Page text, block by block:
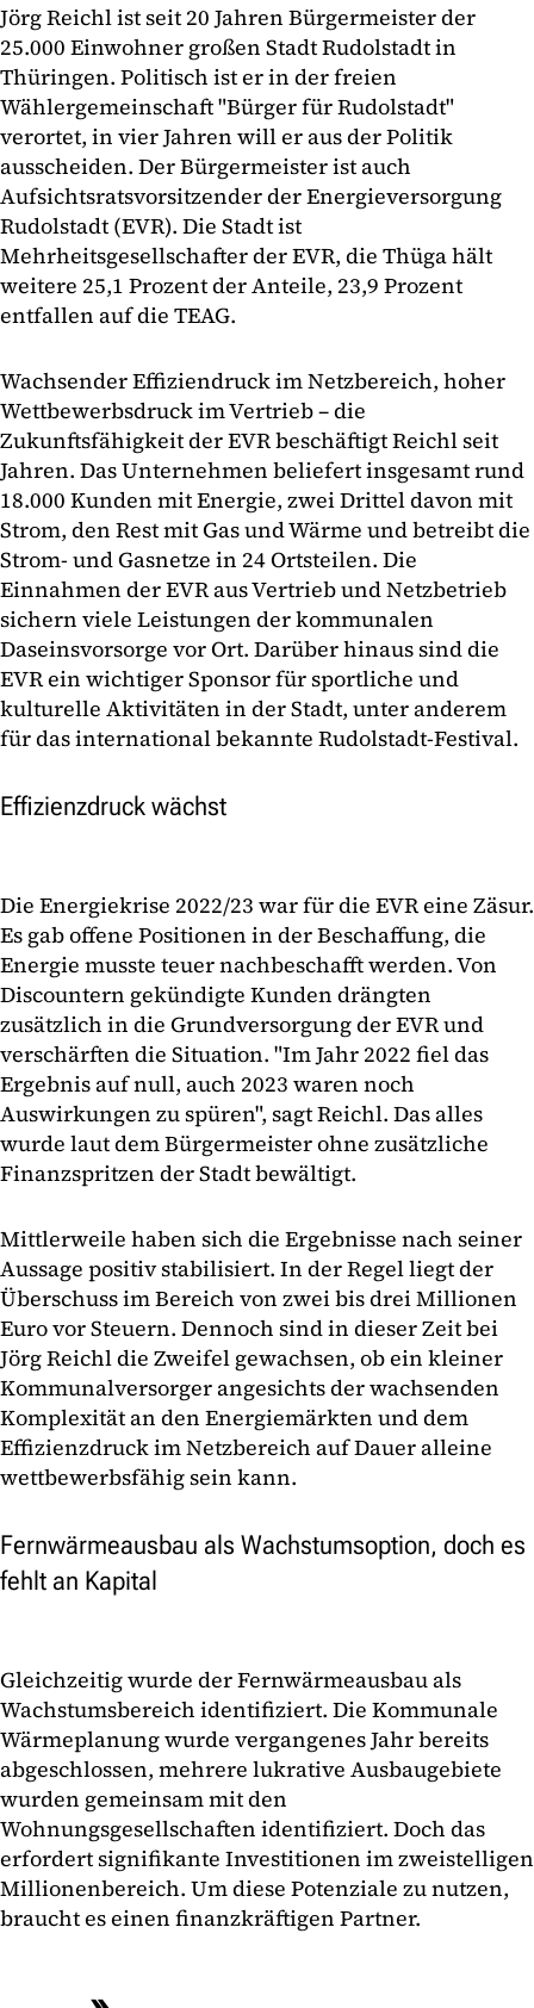
Jörg Reichl ist seit 20 Jahren Bürgermeister der
25.000 Einwohner großen Stadt Rudolstadt in
Thüringen. Politisch ist er in der freien
Wählergemeinschaft "Bürger für Rudolstadt"
verortet, in vier Jahren will er aus der Politik
ausscheiden. Der Bürgermeister ist auch
Aufsichtsratsvorsitzender der Energieversorgung
Rudolstadt (EVR). Die Stadt ist
Mehrheitsgesellschafter der EVR, die Thüga hält
weitere 25,1 Prozent der Anteile, 23,9 Prozent
entfallen auf die TEAG.
Wachsender Effiziendruck im Netzbereich, hoher
Wettbewerbsdruck im Vertrieb – die
Zukunftsfähigkeit der EVR beschäftigt Reichl seit
Jahren. Das Unternehmen beliefert insgesamt rund
18.000 Kunden mit Energie, zwei Drittel davon mit
Strom, den Rest mit Gas und Wärme und betreibt die
Strom- und Gasnetze in 24 Ortsteilen. Die
Einnahmen der EVR aus Vertrieb und Netzbetrieb
sichern viele Leistungen der kommunalen
Daseinsvorsorge vor Ort. Darüber hinaus sind die
EVR ein wichtiger Sponsor für sportliche und
kulturelle Aktivitäten in der Stadt, unter anderem
für das international bekannte Rudolstadt-Festival.
Effizienzdruck wächst
Die Energiekrise 2022/23 war für die EVR eine Zäsur.
Es gab offene Positionen in der Beschaffung, die
Energie musste teuer nachbeschafft werden. Von
Discountern gekündigte Kunden drängten
zusätzlich in die Grundversorgung der EVR und
verschärften die Situation. "Im Jahr 2022 fiel das
Ergebnis auf null, auch 2023 waren noch
Auswirkungen zu spüren", sagt Reichl. Das alles
wurde laut dem Bürgermeister ohne zusätzliche
Finanzspritzen der Stadt bewältigt.
Mittlerweile haben sich die Ergebnisse nach seiner
Aussage positiv stabilisiert. In der Regel liegt der
Überschuss im Bereich von zwei bis drei Millionen
Euro vor Steuern. Dennoch sind in dieser Zeit bei
Jörg Reichl die Zweifel gewachsen, ob ein kleiner
Kommunalversorger angesichts der wachsenden
Komplexität an den Energiemärkten und dem
Effizienzdruck im Netzbereich auf Dauer alleine
wettbewerbsfähig sein kann.
Fernwärmeausbau als Wachstumsoption, doch es
fehlt an Kapital
Gleichzeitig wurde der Fernwärmeausbau als
Wachstumsbereich identifiziert. Die Kommunale
Wärmeplanung wurde vergangenes Jahr bereits
abgeschlossen, mehrere lukrative Ausbaugebiete
wurden gemeinsam mit den
Wohnungsgesellschaften identifiziert. Doch das
erfordert signifikante Investitionen im zweistelligen
Millionenbereich. Um diese Potenziale zu nutzen,
braucht es einen finanzkräftigen Partner.